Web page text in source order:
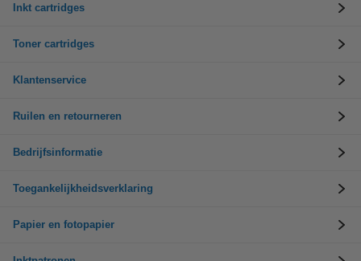
Inkt cartridges
Toner cartridges
Klantenservice
Ruilen en retourneren
Bedrijfsinformatie
Toegankelijkheidsverklaring
Papier en fotopapier